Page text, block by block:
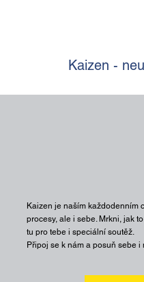
Kaizen je naším každodenním
procesy, ale i sebe. Mrkni, jak
tu pro tebe i speciální soutěž.
Připoj se k nám a posuň sebe i
Kaizen -